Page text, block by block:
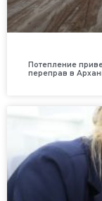
Потепление
переправ в